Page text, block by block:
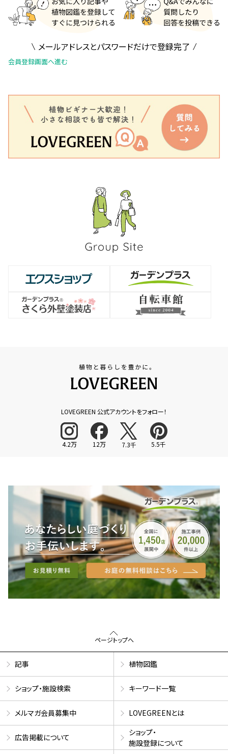
メールアドレスとパスワードだけで登録完了
会員登録画面へ進む
LOVEGREEN 公式アカウントをフォロー！
4.2万 12万 7.3千 5.5千
ページトップへ
記事 植物図鑑
ショップ・施設検索 キーワード一覧
メルマガ会員募集中 LOVEGREENとは
広告掲載について
ショップ・
施設登録について